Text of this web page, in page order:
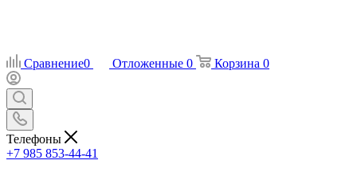
Сравнение0 Отложенные 0 Корзина 0
Телефоны
+7 985 853-44-41